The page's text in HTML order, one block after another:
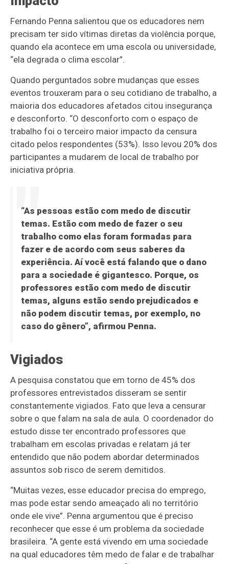
Fernando Penna salientou que os educadores nem
precisam ter sido vítimas diretas da violência porque,
quando ela acontece em uma escola ou universidade,
“ela degrada o clima escolar”.
Quando perguntados sobre mudanças que esses
eventos trouxeram para o seu cotidiano de trabalho, a
maioria dos educadores afetados citou insegurança
e desconforto. “O desconforto com o espaço de
trabalho foi o terceiro maior impacto da censura
citado pelos respondentes (53%). Isso levou 20% dos
participantes a mudarem de local de trabalho por
iniciativa própria.
“As pessoas estão com medo de discutir
temas. Estão com medo de fazer o seu
trabalho como elas foram formadas para
fazer e de acordo com seus saberes da
experiência. Aí você está falando que o dano
para a sociedade é gigantesco. Porque, os
professores estão com medo de discutir
temas, alguns estão sendo prejudicados e
não podem discutir temas, por exemplo, no
caso do gênero”, afirmou Penna.
Vigiados
A pesquisa constatou que em torno de 45% dos
professores entrevistados disseram se sentir
constantemente vigiados. Fato que leva a censurar
sobre o que falam na sala de aula. O coordenador do
estudo disse ter encontrado professores que
trabalham em escolas privadas e relatam já ter
entendido que não podem abordar determinados
assuntos sob risco de serem demitidos.
“Muitas vezes, esse educador precisa do emprego,
mas pode estar sendo ameaçado ali no território
onde ele vive”. Penna argumentou que é preciso
reconhecer que esse é um problema da sociedade
brasileira. “A gente está vivendo em uma sociedade
na qual educadores têm medo de falar e de trabalhar